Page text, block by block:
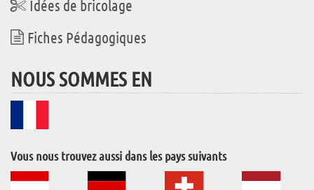
Idées de bricolage
Fiches Pédagogiques
NOUS SOMMES EN
Vous nous trouvez aussi dans les pays suivants